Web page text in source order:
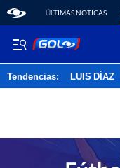
ÚLTIMAS NOTICAS
Tendencias: LUIS DÍAZ